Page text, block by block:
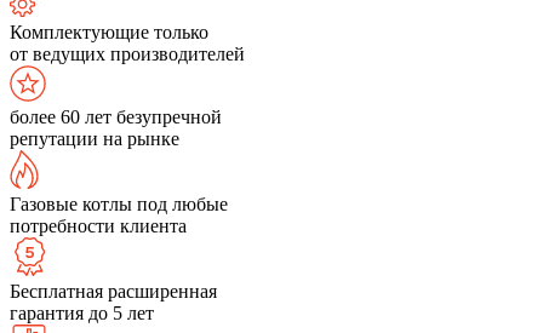
Комплектующие только
от ведущих производителей
более 60 лет безупречной
репутации на рынке
Газовые котлы под любые
потребности клиента
Бесплатная расширенная
гарантия до 5 лет